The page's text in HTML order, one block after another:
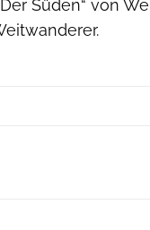
Süden“ von